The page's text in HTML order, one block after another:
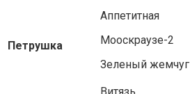
Петрушка
Аппетитная
Мооскраузе-2
Зеленый жемчуг